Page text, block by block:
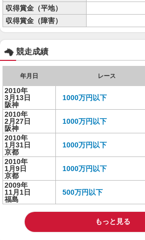
収得賞金（平地）
収得賞金（障害）
競走成績
年月日 レース
2010年
3月13日
阪神
1000万円以下
2010年
2月27日
阪神
1000万円以下
2010年
1月31日
京都
1000万円以下
2010年
1月9日
京都
1000万円以下
2009年
11月1日
福島
500万円以下
もっと見る